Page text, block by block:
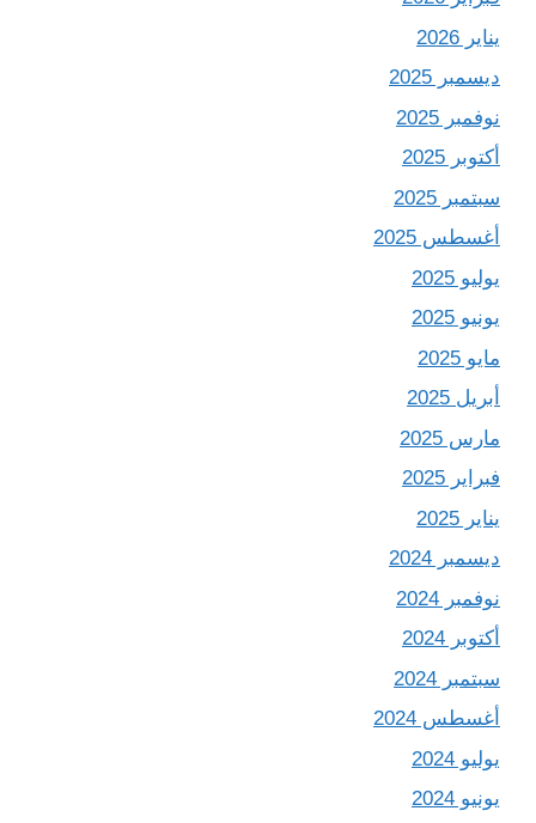
يناير 2026
ديسمبر 2025
نوفمبر 2025
أكتوبر 2025
سبتمبر 2025
أغسطس 2025
يوليو 2025
يونيو 2025
مايو 2025
أبريل 2025
مارس 2025
فبراير 2025
يناير 2025
ديسمبر 2024
نوفمبر 2024
أكتوبر 2024
سبتمبر 2024
أغسطس 2024
يوليو 2024
يونيو 2024